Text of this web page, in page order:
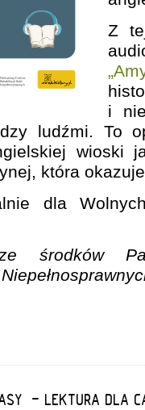
Z
i
ludźmi. To
wioski
która
dla
środków
- LEKTURA DLA